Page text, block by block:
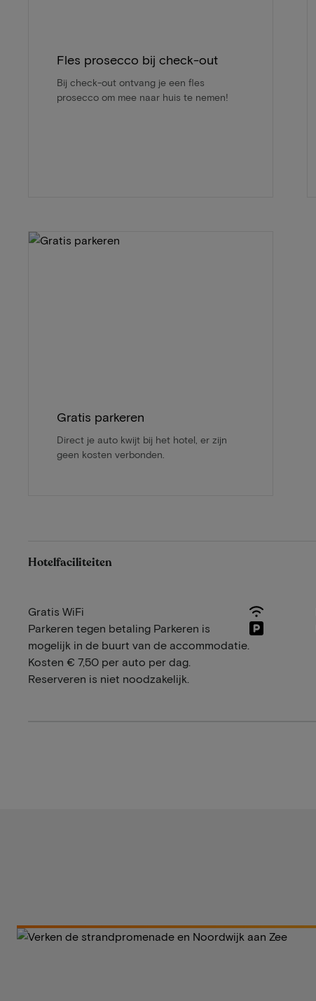
Fles prosecco bij check-out
Bij check-out ontvang je een fles
prosecco om mee naar huis te nemen!
Gratis parkeren
Direct je auto kwijt bij het hotel, er zijn
geen kosten verbonden.
Hotelfaciliteiten
Gratis WiFi
Parkeren tegen betaling Parkeren is
mogelijk in de buurt van de accommodatie.
Kosten € 7,50 per auto per dag.
Reserveren is niet noodzakelijk.